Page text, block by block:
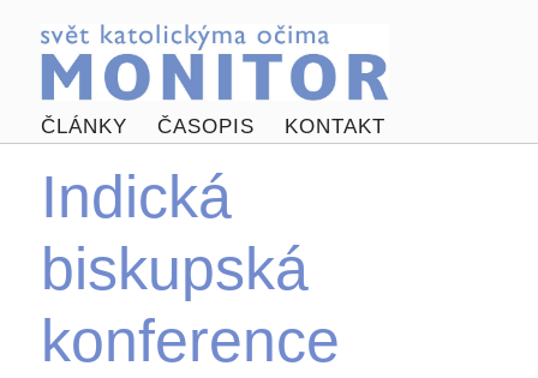
ČLÁNKY ČASOPIS KONTAKT
Indická
biskupská
konference